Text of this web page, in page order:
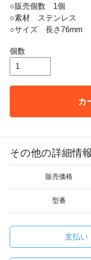
○販売個数 1個
○素材 ステンレス
○サイズ 長さ76mm
個数
カ
その他の詳細情報
販売価格
型番
支払い